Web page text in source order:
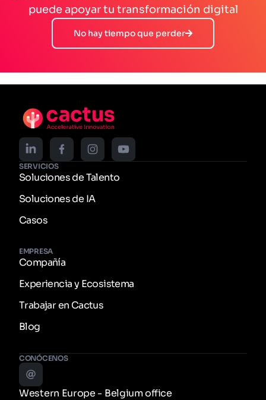
puede apoyar tu transformación digital
No hay tiempo que perder
SERVICIOS
Soluciones de Talento
Soluciones de IA
Casos
EMPRESA
Compañía
Experiencia y Ecosistema
Trabajar en Cactus
Blog
CONÓCENOS
Western Europe - Belgium office